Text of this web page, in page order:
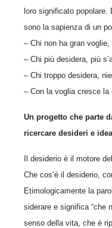
loro significato popolare.
sono la sapienza di un
– Chi non ha gran voglie,
– Chi più desidera, più
– Chi troppo desidera,
– Con la voglia cresce la
Un progetto che parte
ricercare desideri e
Il desiderio è il motore
Che cos’è il desiderio,
Etimologicamente la
siderare e significa “che
senso della vita, che è